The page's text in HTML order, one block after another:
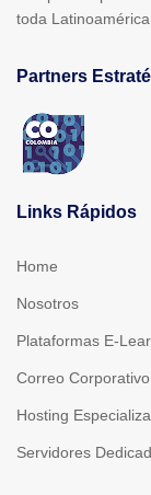
toda
Partners
Links Rápidos
Home
Nosotros
Plataformas E-
Correo Corporativo
Hosting
Servidores